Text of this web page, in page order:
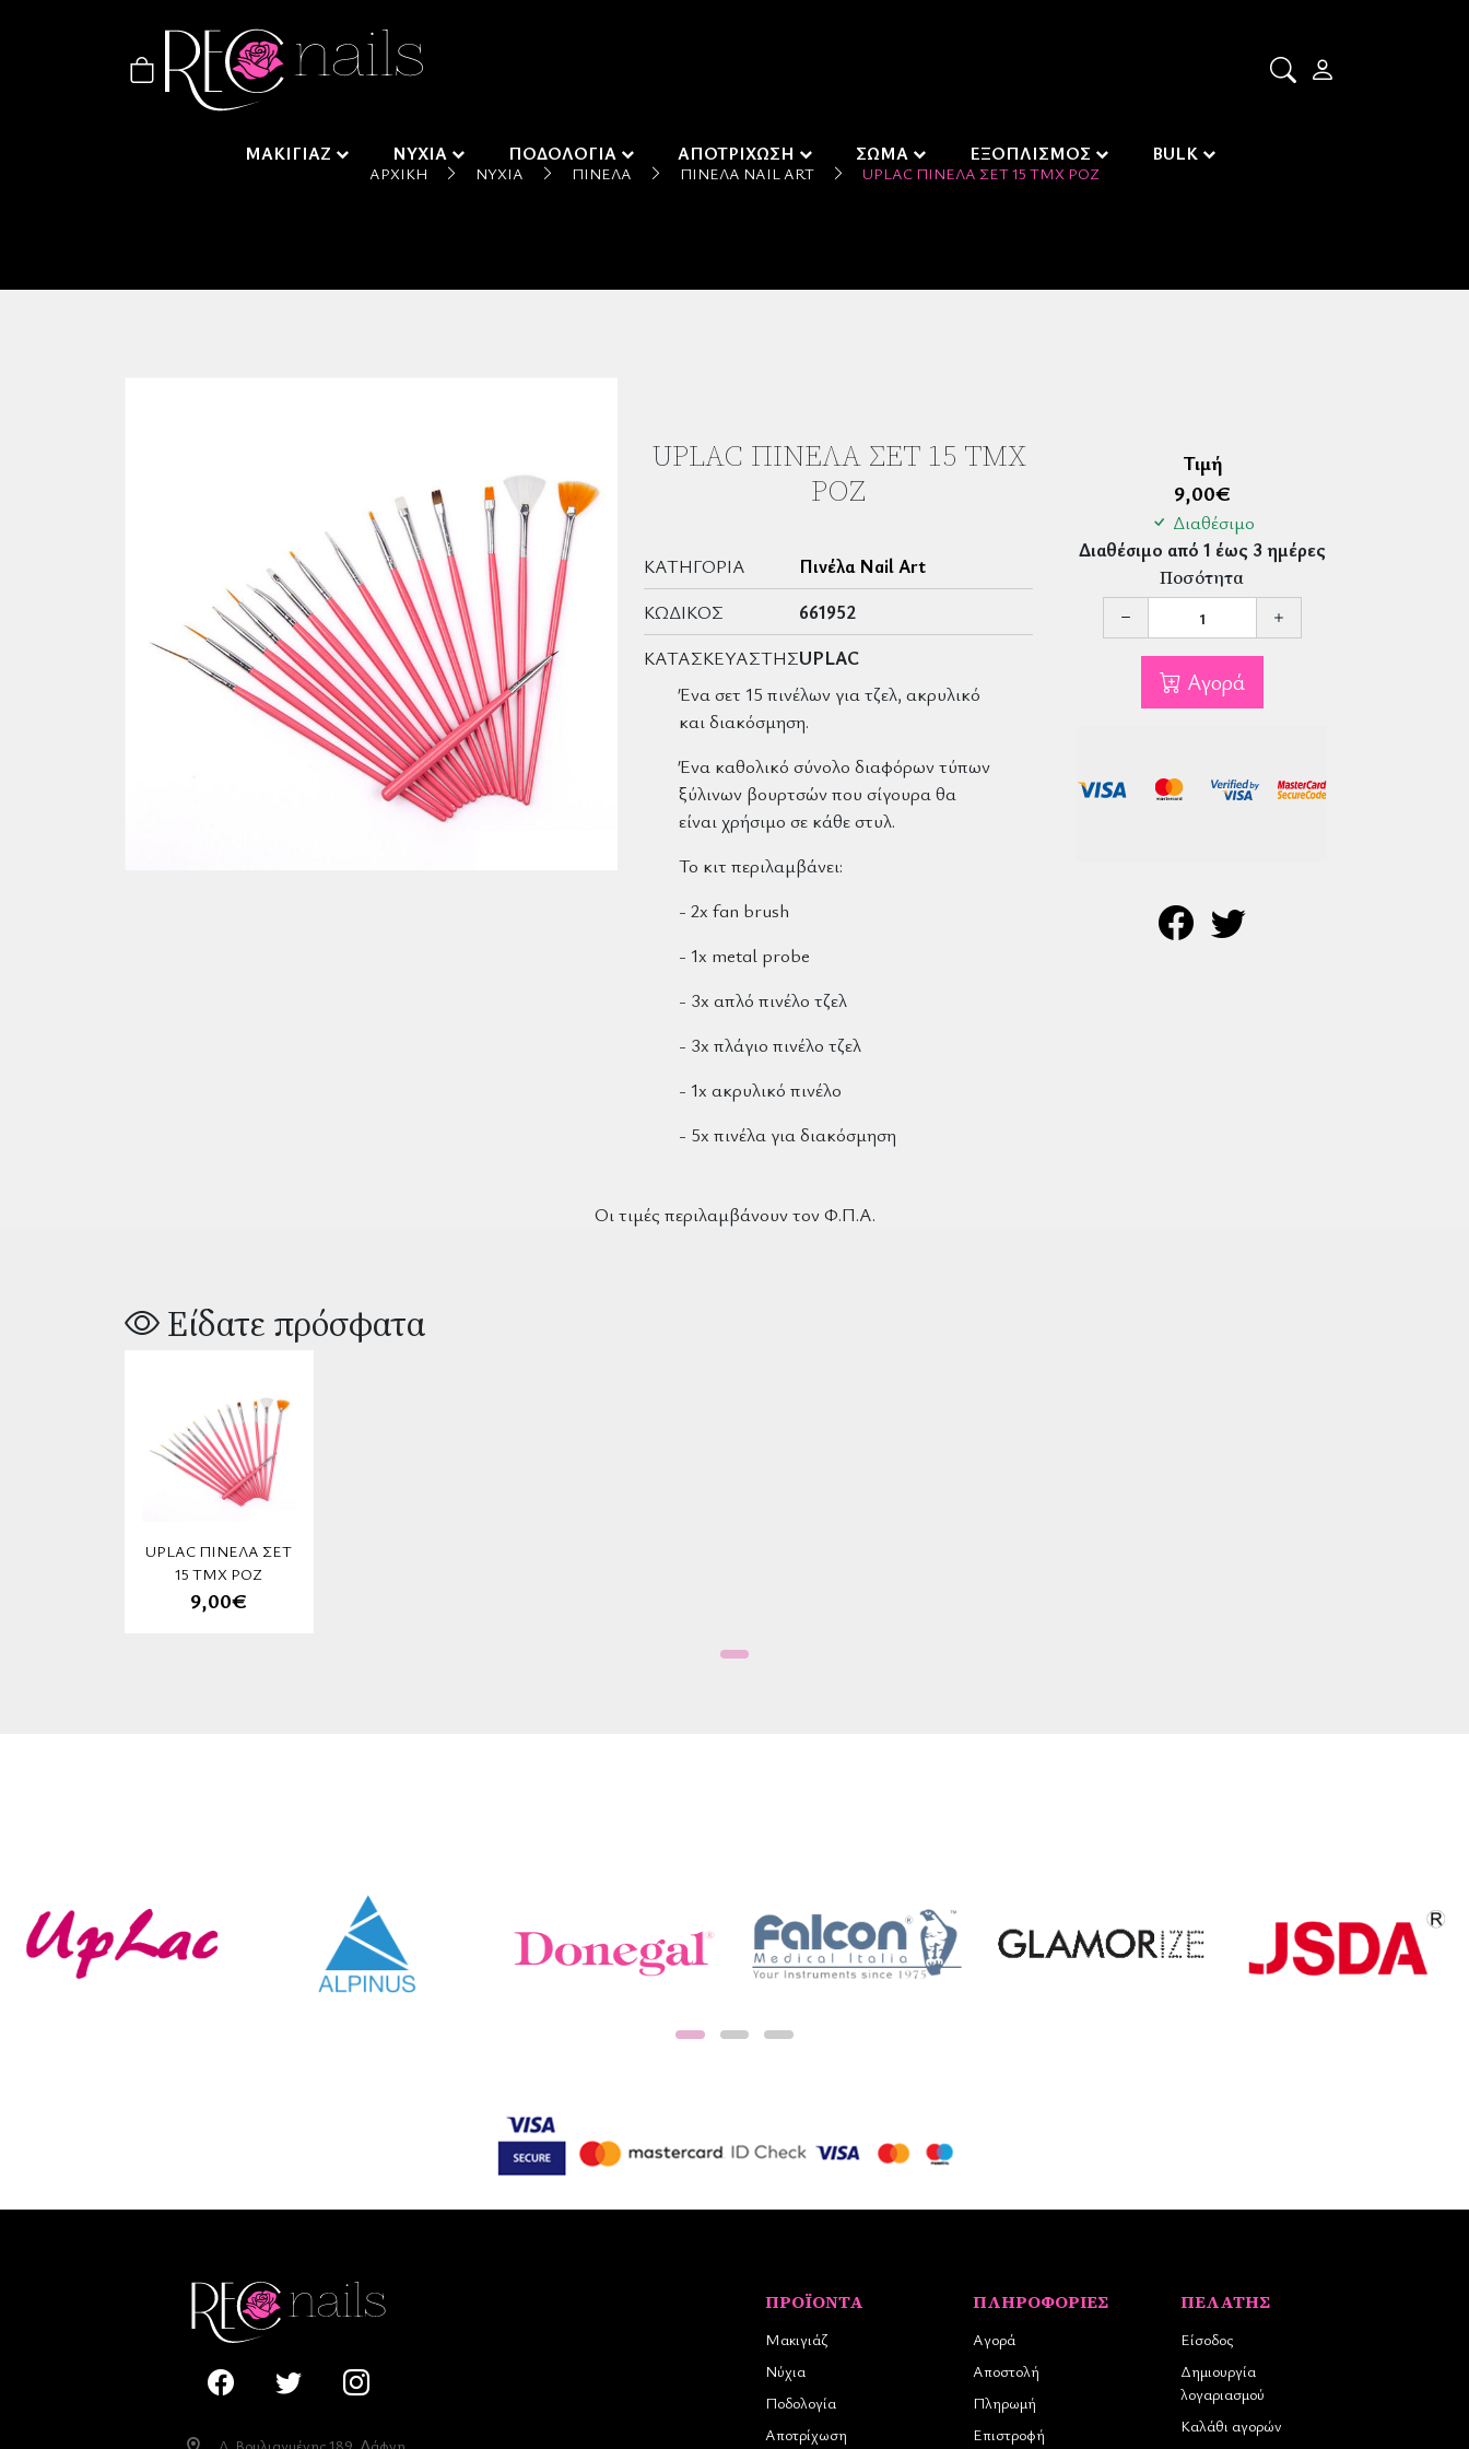
ΜΑΚΙΓΙΑΖ ΝΥΧΙΑ ΠΟΔΟΛΟΓΙΑ ΑΠΟΤΡΙΧΩΣΗ ΣΩΜΑ ΕΞΟΠΛΙΣΜΟΣ BULK
ΑΡΧΙΚΉ ΝΎΧΙΑ ΠΙΝΈΛΑ ΠΙΝΈΛΑ NAIL ART UPLAC ΠΙΝΈΛΑ ΣΈΤ 15 ΤΜΧ ΡΌΖ
UPLAC ΠΙΝΈΛΑ ΣΈΤ 15 ΤΜΧ
ΡΌΖ
ΚΑΤΗΓΟΡΊΑ
Πινέλα Nail Art
ΚΩΔΙΚΌΣ
661952
ΚΑΤΑΣΚΕΥΑΣΤΉΣUPLAC
Ένα σετ 15 πινέλων για τζελ, ακρυλικό
και διακόσμηση.
Ένα καθολικό σύνολο διαφόρων τύπων
ξύλινων βουρτσών που σίγουρα θα
είναι χρήσιμο σε κάθε στυλ.
Το κιτ περιλαμβάνει:
- 2x fan brush
- 1x metal probe
- 3x απλό πινέλο τζελ
- 3x πλάγιο πινέλο τζελ
- 1x ακρυλικό πινέλο
- 5x πινέλα για διακόσμηση
Τιμή
9,00€
Διαθέσιμο
Διαθέσιμο από 1 έως 3 ημέρες
Ποσότητα
Αγορά
Οι τιμές περιλαμβάνουν τον Φ.Π.Α.
Είδατε πρόσφατα
UPLAC ΠΙΝΈΛΑ ΣΈΤ
15 ΤΜΧ ΡΌΖ
9,00€
ΠΡΟΪΌΝΤΑ
Μακιγιάζ
Νύχια
Ποδολογία
Αποτρίχωση
ΠΛΗΡΟΦΟΡΊΕΣ
Αγορά
Αποστολή
Πληρωμή
Επιστροφή
ΠΕΛΆΤΗΣ
Είσοδος
Δημιουργία
λογαριασμού
Καλάθι αγορών